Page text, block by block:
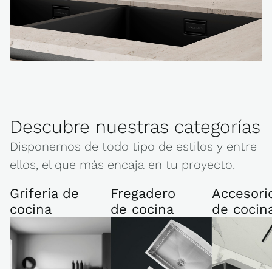
Descubre nuestras categorías
Disponemos de todo tipo de estilos y entre
ellos, el que más encaja en tu proyecto.
Grifería de
cocina
Fregadero
de cocina
de